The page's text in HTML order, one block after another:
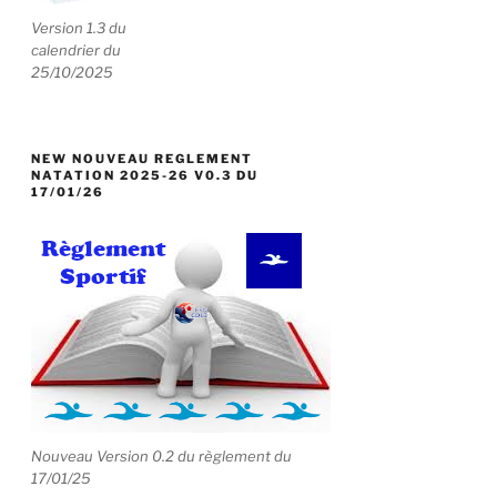
Version 1.3 du
calendrier du
25/10/2025
NEW NOUVEAU REGLEMENT
NATATION 2025-26 V0.3 DU
17/01/26
Nouveau Version 0.2 du règlement du
17/01/25